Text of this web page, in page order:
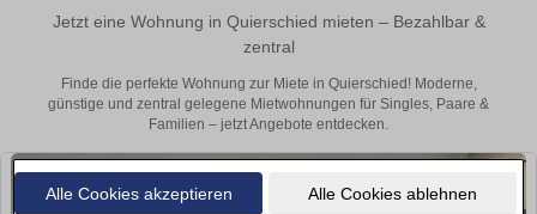
Alle Cookies akzeptieren Alle Cookies ablehnen
Jetzt eine Wohnung in Quierschied mieten – Bezahlbar &
zentral
Finde die perfekte Wohnung zur Miete in Quierschied! Moderne,
günstige und zentral gelegene Mietwohnungen für Singles, Paare &
Familien – jetzt Angebote entdecken.